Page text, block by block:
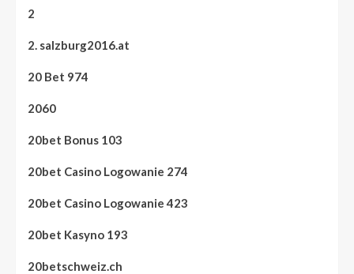
2
2. salzburg2016.at
20 Bet 974
2060
20bet Bonus 103
20bet Casino Logowanie 274
20bet Casino Logowanie 423
20bet Kasyno 193
20betschweiz.ch